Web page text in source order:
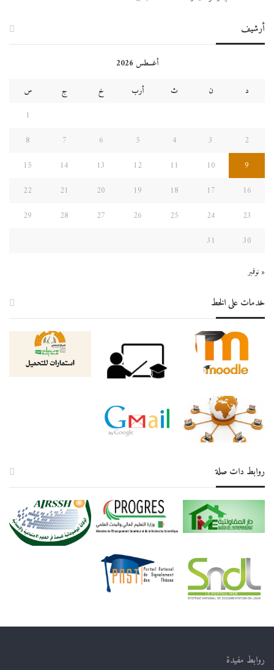
أرشيف
أغسطس 2026
د
ن ث أرب خ ج
س
1
2
3
4
5
6
7
8
9
10
11
12
13
14
15
16
17
18
19
20
21
22
23
24
25
26
27
28
29
30
31
« نوفمبر
خدمات على الخط
روابط دات صلة
روابط مفيدة